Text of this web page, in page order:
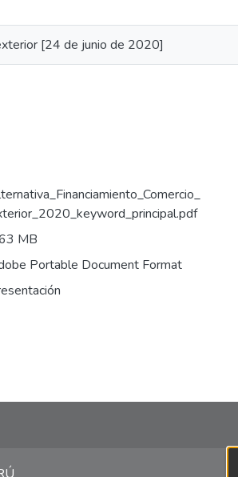
[24 de junio de 2020]
MB
Portable Document Format